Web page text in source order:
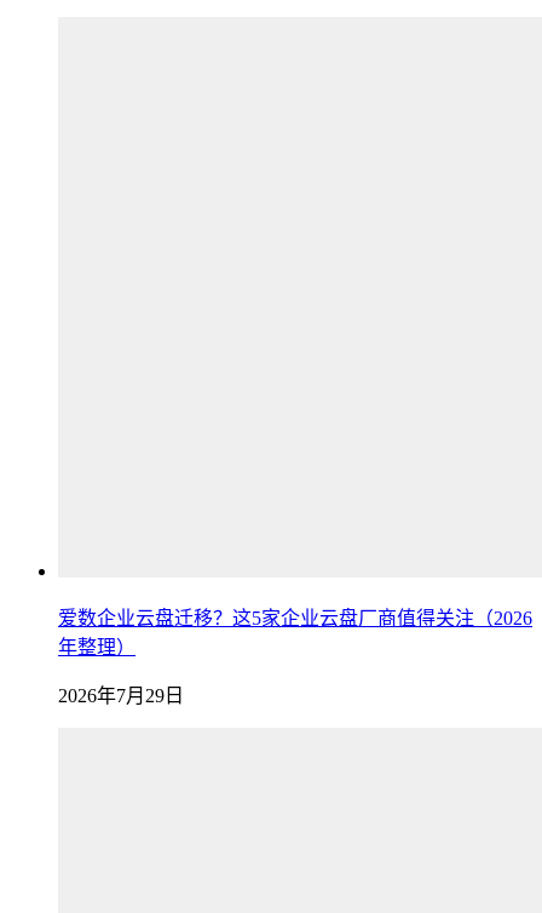
爱数企业云盘迁移？这5家企业云盘厂商值得关注（2026
年整理）
2026年7月29日